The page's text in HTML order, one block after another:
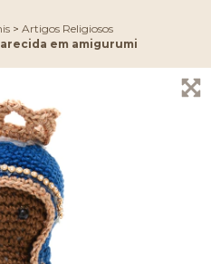
> Artigos Religiosos
em amigurumi